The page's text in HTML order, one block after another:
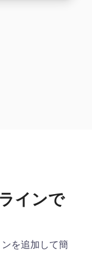
インで
を追加して簡